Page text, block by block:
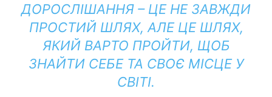
ДОРОСЛІШАННЯ – ЦЕ НЕ ЗАВЖДИ
ПРОСТИЙ ШЛЯХ, АЛЕ ЦЕ ШЛЯХ,
ЯКИЙ ВАРТО ПРОЙТИ, ЩОБ
ЗНАЙТИ СЕБЕ ТА СВОЄ МІСЦЕ У
СВІТІ.